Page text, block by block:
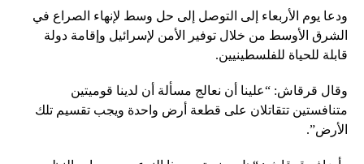
ودعا يوم الأربعاء إلى التوصل إلى حل وسط لإنهاء الصراع في
الشرق الأوسط من خلال توفير الأمن لإسرائيل وإقامة دولة
قابلة للحياة للفلسطينيين.
وقال قرقاش: “علينا أن نعالج مسألة أن لدينا قوميتين
متنافستين تتقاتلان على قطعة أرض واحدة ويجب تقسيم تلك
الأرض”.